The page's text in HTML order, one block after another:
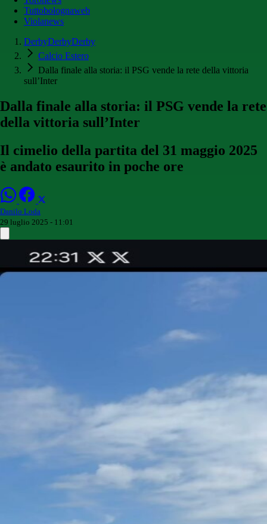
Tuttobolognaweb
Violanews
DerbyDerbyDerby
Calcio Estero
Dalla finale alla storia: il PSG vende la rete della vittoria
sull’Inter
Dalla finale alla storia: il PSG vende la rete
della vittoria sull’Inter
Il cimelio della partita del 31 maggio 2025
è andato esaurito in poche ore
Danilo Loda
29 luglio 2025 - 11:01